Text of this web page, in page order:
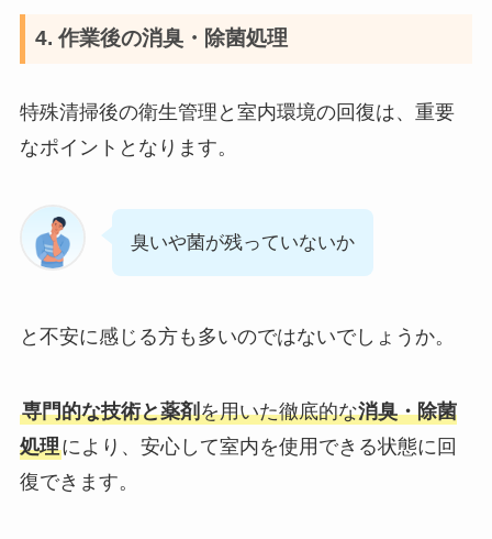
4. 作業後の消臭・除菌処理
特殊清掃後の衛生管理と室内環境の回復は、重要
なポイントとなります。
臭いや菌が残っていないか
と不安に感じる方も多いのではないでしょうか。
専門的な技術と薬剤を用いた徹底的な消臭・除菌
処理により、安心して室内を使用できる状態に回
復できます。